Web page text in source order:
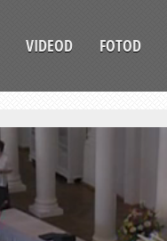
VIDEOD FOTOD